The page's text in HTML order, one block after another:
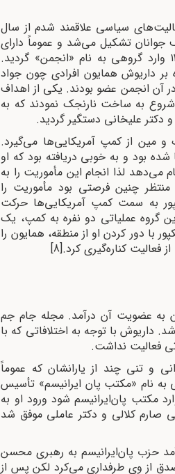
فعالیت‌های سیاسی علاقمند شدم از سال
جوانان تشکیل می‌شد و عموماً دارای
داریوش همایون در سال ۱۳۲۵ وارد گروهی به نام «انجمن» گردید.
داریوش همایون افرادی چون جواد
آن انجمن عضو بودند. یکی از اهداف
به ساخت نارنجک نمودند که به
دکتر علیخانی دستگیر گردید.
مین از کمپ آمریکایی‌ها می‌گیرد.
بود و به خوبی دریافته بود که او
می‌دهد لذا انجام این مأموریت را به
چنین فرصتی بود مأموریت را
به سمت کمپ آمریکایی‌ها حرکت
گروه عملیاتی دو نفره به کمپ، یک
با دور کردن او از منطقه، همایون را
فعالیت کناره‌گیری کرد.[8]
جم در سال ۱۳۲۷ داریوش همایون به عضویت آن درآمد. مجله جام جم
داریوش با توجه به اختلافاتی که با
فعالیت نداشت.
تهرانی و تنی چند از یارانشان که عموماً
نام «مکتب پان ایرانیسم» تأسیس
سیاسی وارد مکتب پان‌ایرانیسم شود ورود او به
کلالی و دکتر عاملی موفق شد
آمد حزب پان‌ایرانیسم به رهبری محسن
از وی طرفداری می‌کرد لکن پس از